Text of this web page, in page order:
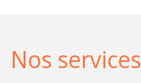
Nos services